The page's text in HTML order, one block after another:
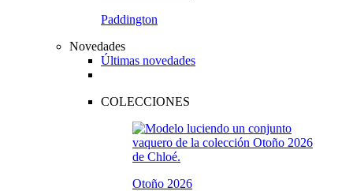
Paddington
Novedades
Últimas novedades
COLECCIONES
Otoño 2026